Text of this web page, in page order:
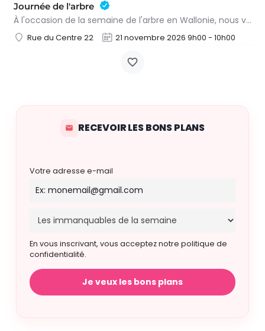
Journée de l'arbre
À l'occasion de la semaine de l'arbre en Wallonie, nous vous proposons l'annuelle distribution gratuite des…
Rue du Centre 22 21 novembre 2026 9h00 - 10h00
RECEVOIR LES BONS PLANS
Votre adresse e-mail
En vous inscrivant, vous acceptez notre politique de
confidentialité.